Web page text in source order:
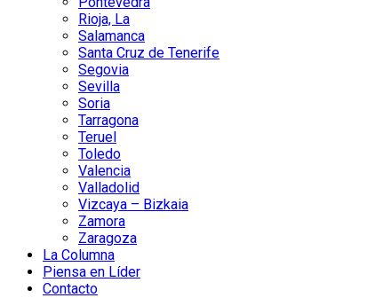
Rioja, La
Salamanca
Santa Cruz de Tenerife
Segovia
Sevilla
Soria
Tarragona
Teruel
Toledo
Valencia
Valladolid
Vizcaya – Bizkaia
Zamora
Zaragoza
La Columna
Piensa en Líder
Contacto